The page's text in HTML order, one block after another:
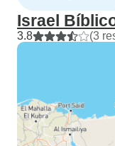
Israel
3.8 (3